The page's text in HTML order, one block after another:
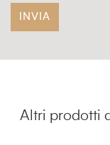
Altri prodotti